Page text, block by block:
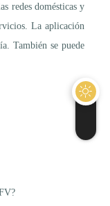
redes domésticas y
La aplicación
También se puede